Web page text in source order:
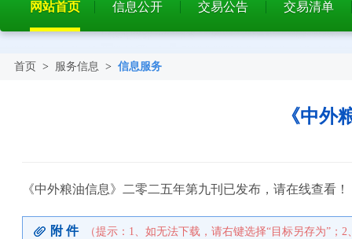
网站首页 信息公开 交易公告 交易清单
首页 > 服务信息 > 信息服务
《中外
《中外粮油信息》二零二五年第九刊已发布，请在线查看！
附 件 （提示：1、如无法下载，请右键选择“目标另存为”；